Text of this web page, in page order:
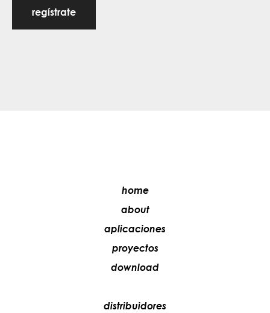
regístrate
home
about
aplicaciones
proyectos
download
distribuidores